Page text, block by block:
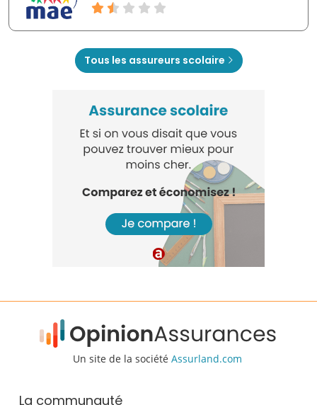
Tous les assureurs scolaire
Un site de la société Assurland.com
La communauté